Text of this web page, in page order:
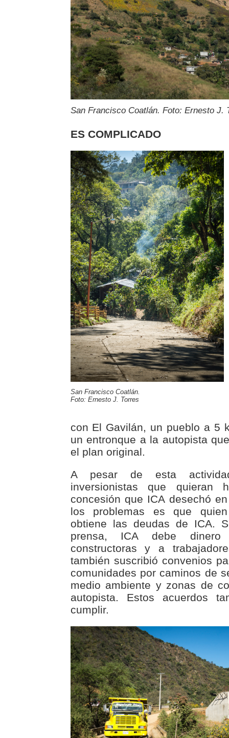
San Francisco Coatlán. Foto: Ernesto J.
ES COMPLICADO
San Francisco Coatlán.
Foto: Ernesto J. Torres
con El Gavilán, un pueblo a 5
un entronque a la autopista
el plan original.
A pesar de esta
inversionistas que quieran
concesión que ICA desechó
los problemas es que
obtiene las deudas de ICA.
prensa, ICA debe
constructoras y a
también suscribió convenios
comunidades por caminos de
medio ambiente y zonas de
autopista. Estos acuerdos
cumplir.